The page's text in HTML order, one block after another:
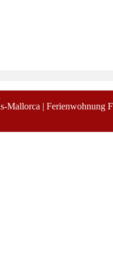
Mallorca | Ferienwohnung